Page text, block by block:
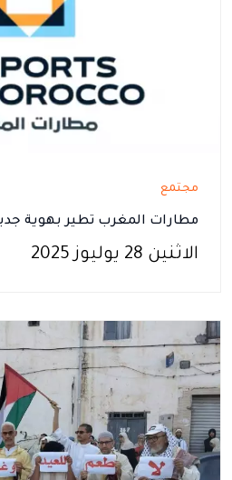
مجتمع
مطارات المغرب تطير بهوية
الاثنين 28 يوليوز 2025